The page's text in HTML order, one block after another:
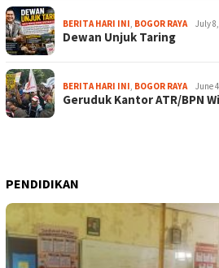
BERITA HARI INI BOGOR RAYA July
Dewan Unjuk Taring
BERITA HARI INI BOGOR RAYA June
Geruduk Kantor ATR/BPN
PENDIDIKAN